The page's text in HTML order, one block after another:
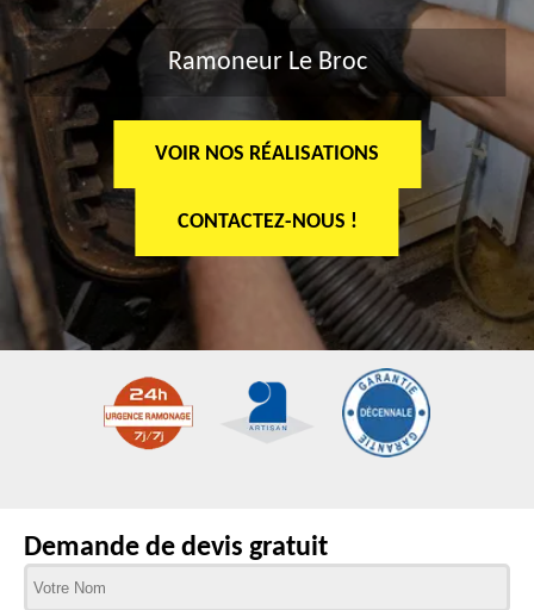
Ramoneur Le Broc
VOIR NOS RÉALISATIONS
CONTACTEZ-NOUS !
Demande de devis gratuit